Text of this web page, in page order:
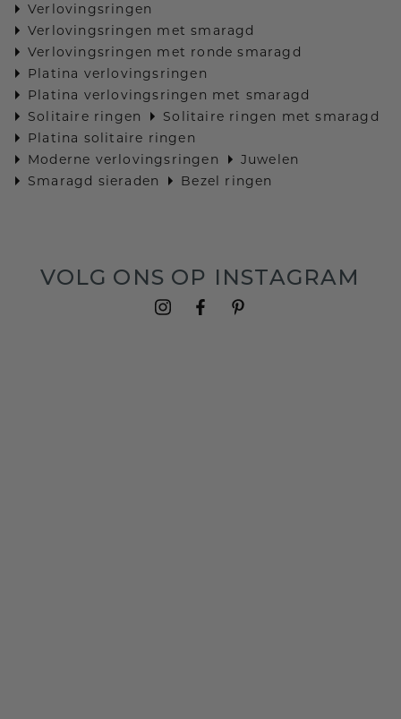
Verlovingsringen
Verlovingsringen met smaragd
Verlovingsringen met ronde smaragd
Platina verlovingsringen
Platina verlovingsringen met smaragd
Solitaire ringen
Solitaire ringen met smaragd
Platina solitaire ringen
Moderne verlovingsringen
Juwelen
Smaragd sieraden
Bezel ringen
VOLG ONS OP INSTAGRAM